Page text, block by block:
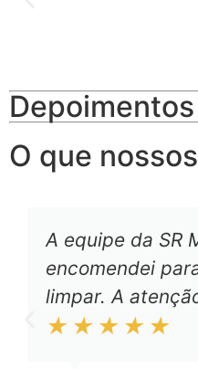
Depoimentos
O que
A equipe da SR
encomendei
limpar. A